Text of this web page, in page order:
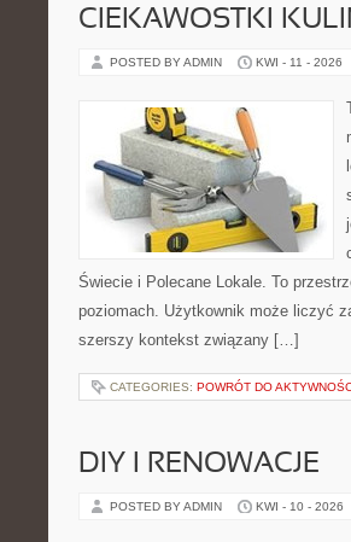
CIEKAWOSTKI
POSTED BY ADMIN KWI - 11 - 2026
Świecie i Polecane Lokale. To
poziomach. Użytkownik może liczyć
szerszy kontekst związany […]
CATEGORIES: POWRÓT DO
DIY I RENOWACJE
POSTED BY ADMIN KWI - 10 - 2026